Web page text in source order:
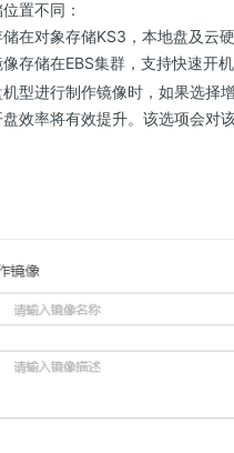
置不同：
在对象存储KS3，本地盘及云
存储在EBS集群，支持快速开
型进行制作镜像时，如果选择
效率将有效提升。该选项会对